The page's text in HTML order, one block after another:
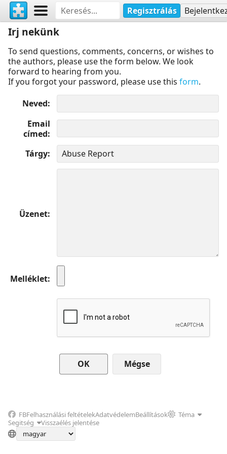
Regisztrálás
Irj nekünk
To send questions, comments, concerns, or wishes to
the authors, please use the form below. We look
forward to hearing from you.
If you forgot your password, please use this form.
Neved
Email
címed
Tárgy
Üzenet
Melléklet
Mégse
FBFelhasználási feltételekAdatvédelemBeállítások
Téma
Segitség
Visszaélés jelentése